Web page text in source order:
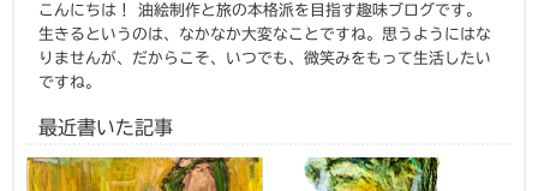
こんにちは！ 油絵制作と旅の本格派を目指す趣味ブログです。
生きるというのは、なかなか大変なことですね。思うようにはな
りませんが、だからこそ、いつでも、微笑みをもって生活したい
ですね。
最近書いた記事